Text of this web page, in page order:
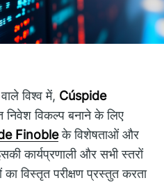
विश्व में, Cúspide
निवेश विकल्प बनाने के लिए
Finobleके विशेषताओं और
कार्यप्रणाली और सभी स्तरों
का विस्तृत परीक्षण प्रस्तुत करता